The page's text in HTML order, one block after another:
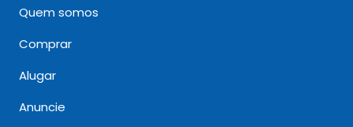
Quem somos
Comprar
Alugar
Anuncie